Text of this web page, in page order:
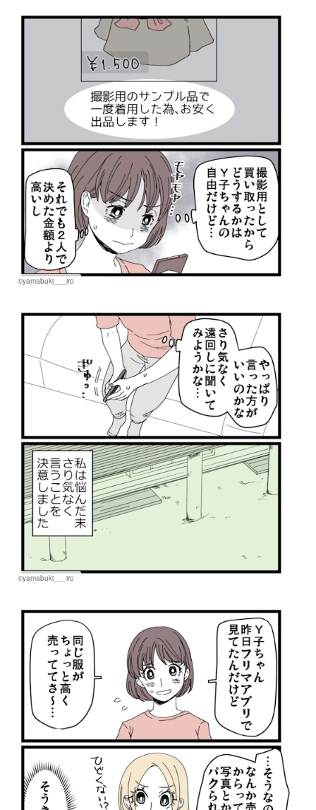
©yamabuki___iro
©yamabuki___iro